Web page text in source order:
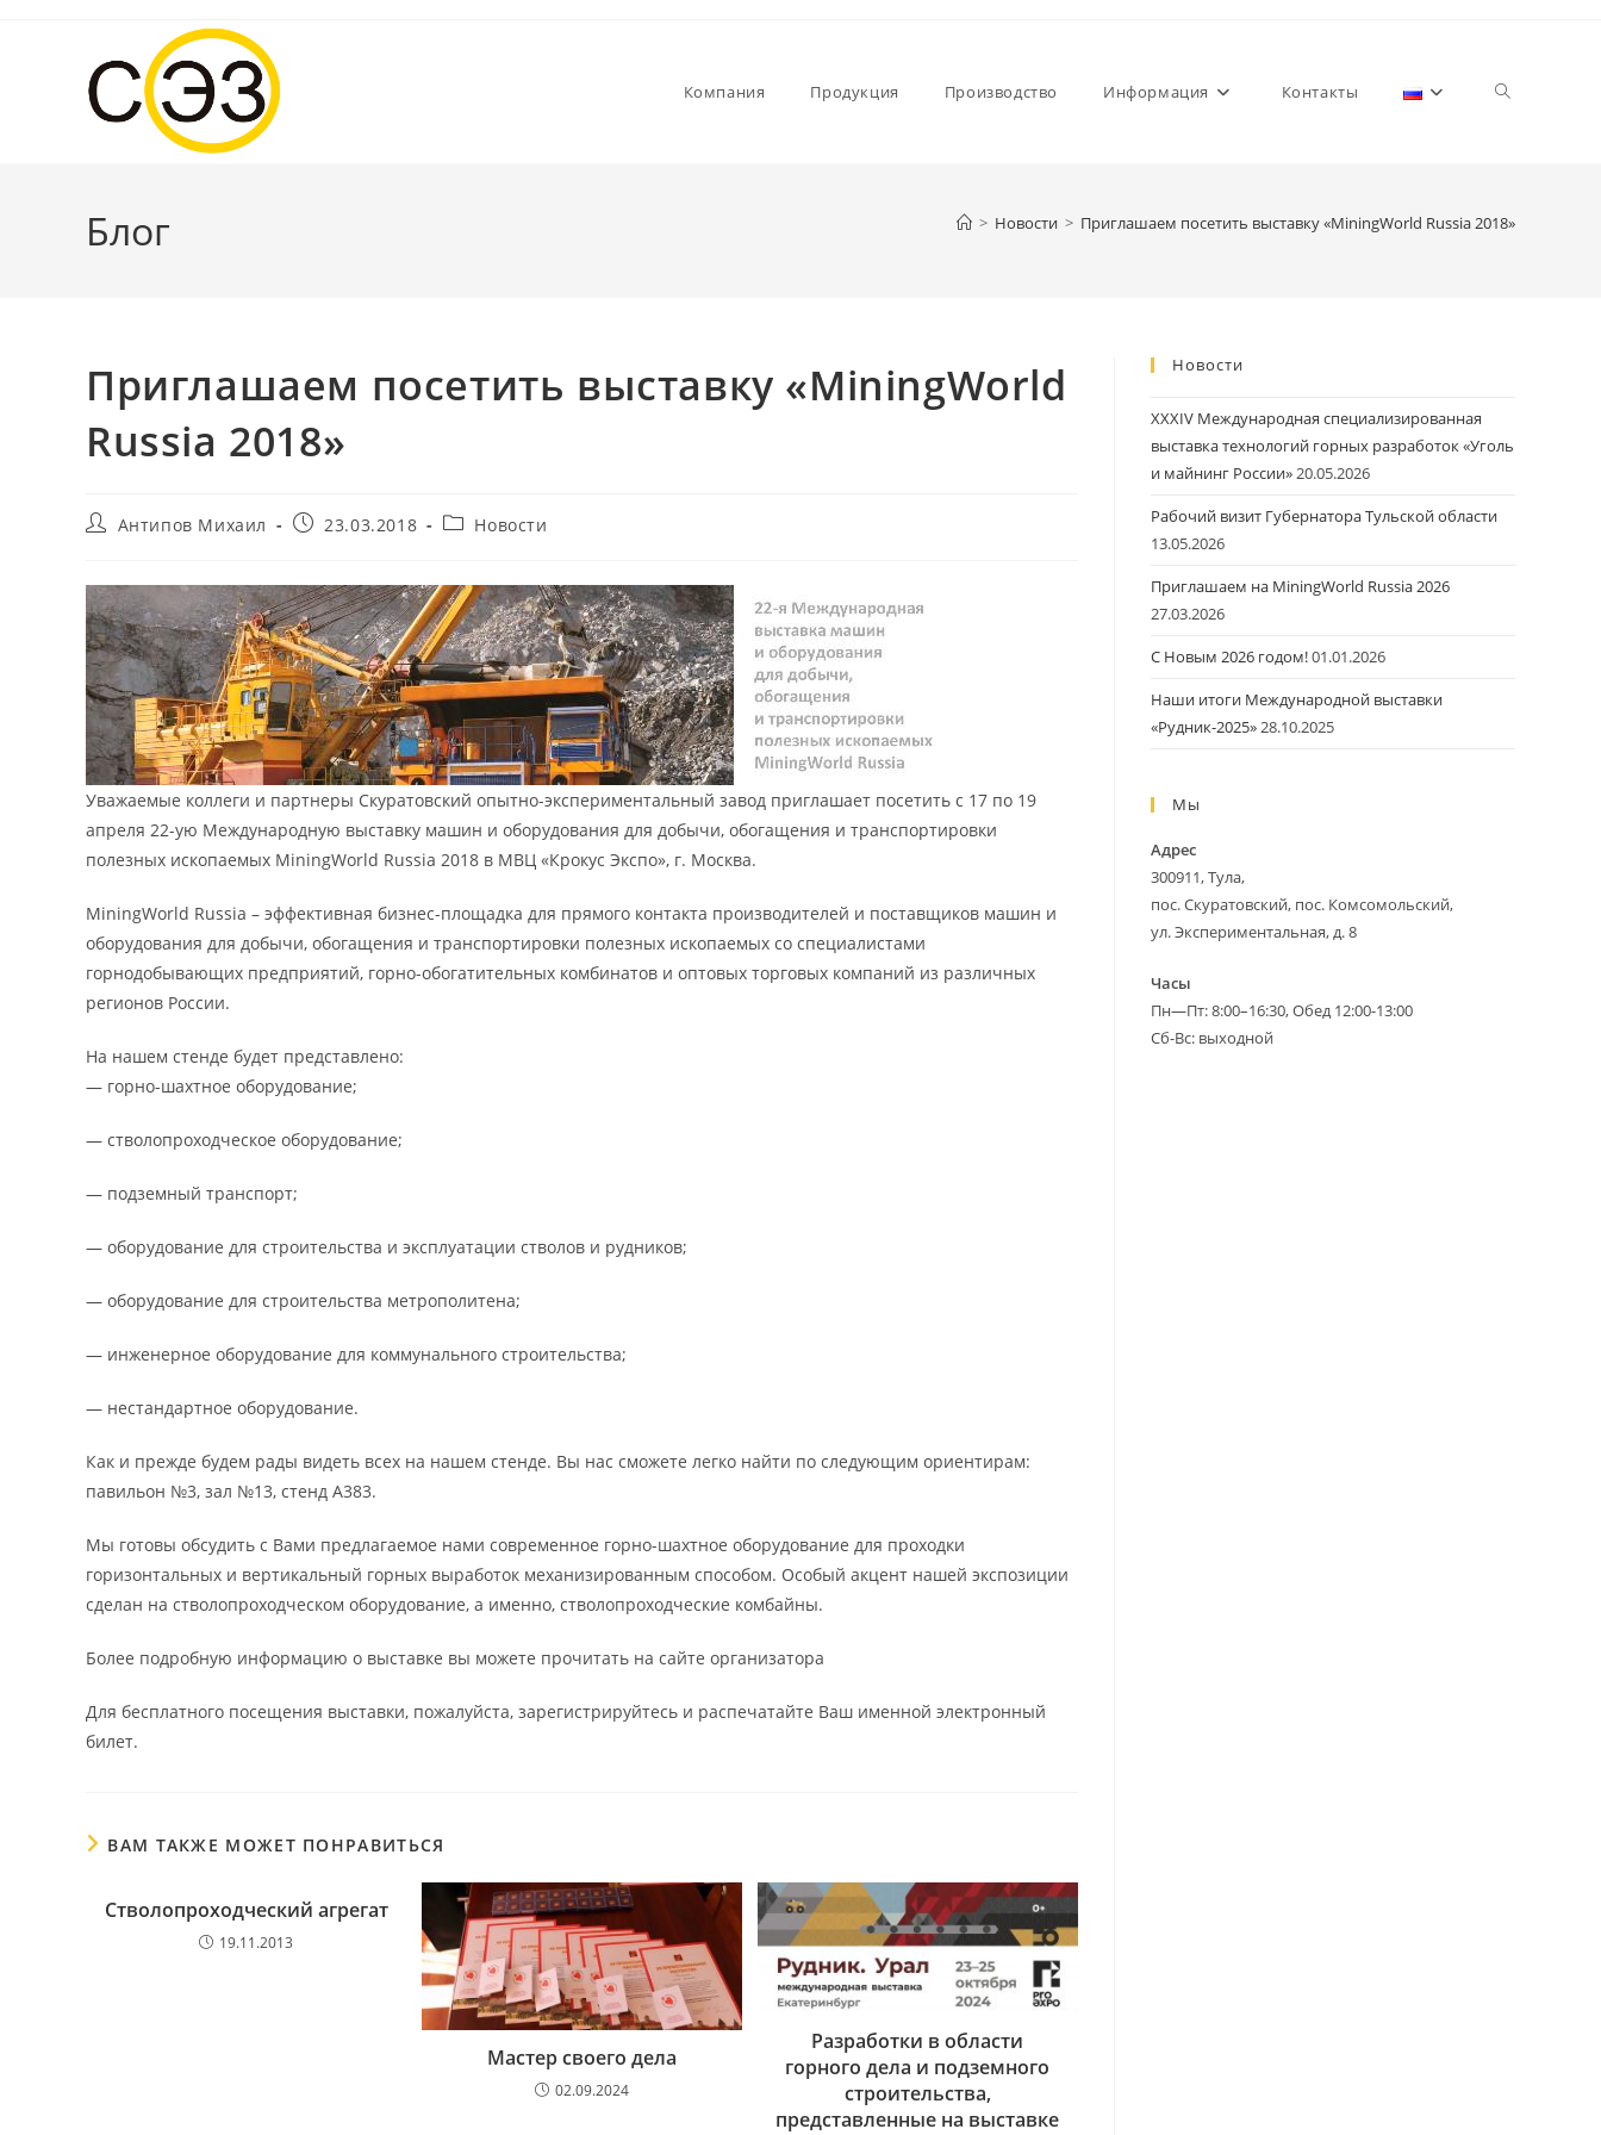
содержимому
Компания Продукция Производство Информация Контакты
поиск
веб-
Блог > Новости > Приглашаем посетить выставку «MiningWorld Russia 2018»
Приглашаем посетить выставку «MiningWorld
Russia 2018»
АвторАнтипов Михаил
Запись23.03.2018
Рубрика
Новости
Уважаемые коллеги и партнеры Скуратовский опытно-экспериментальный завод приглашает посетить c 17 по 19
апреля 22-ую Международную выставку машин и оборудования для добычи, обогащения и транспортировки
полезных ископаемых MiningWorld Russia 2018 в МВЦ «Крокус Экспо», г. Москва.
MiningWorld Russia – эффективная бизнес-площадка для прямого контакта производителей и поставщиков машин и
оборудования для добычи, обогащения и транспортировки полезных ископаемых со специалистами
горнодобывающих предприятий, горно-обогатительных комбинатов и оптовых торговых компаний из различных
регионов России.
На нашем стенде будет представлено:
— горно-шахтное оборудование;
— стволопроходческое оборудование;
— подземный транспорт;
— оборудование для строительства и эксплуатации стволов и рудников;
— оборудование для строительства метрополитена;
— инженерное оборудование для коммунального строительства;
— нестандартное оборудование.
Как и прежде будем рады видеть всех на нашем стенде. Вы нас сможете легко найти по следующим ориентирам:
павильон №3, зал №13, стенд А383.
Мы готовы обсудить с Вами предлагаемое нами современное горно-шахтное оборудование для проходки
горизонтальных и вертикальный горных выработок механизированным способом. Особый акцент нашей экспозиции
сделан на стволопроходческом оборудование, а именно, стволопроходческие комбайны.
Более подробную информацию о выставке вы можете прочитать на сайте организатора
Для бесплатного посещения выставки, пожалуйста, зарегистрируйтесь и распечатайте Ваш именной электронный
билет.
ВАМ ТАКЖЕ МОЖЕТ ПОНРАВИТЬСЯ
Стволопроходческий агрегат
19.11.2013
Мастер своего дела
02.09.2024
Разработки в области
горного дела и подземного
строительства,
представленные на выставке
Новости
XXXIV Международная специализированная
выставка технологий горных разработок «Уголь
и майнинг России»20.05.2026
Рабочий визит Губернатора Тульской области
13.05.2026
Приглашаем на MiningWorld Russia 2026
27.03.2026
С Новым 2026 годом!01.01.2026
Наши итоги Международной выставки
«Рудник-2025»28.10.2025
Мы
Адрес
300911, Тула,
пос. Скуратовский, пос. Комсомольский,
ул. Экспериментальная, д. 8
Часы
Пн—Пт: 8:00–16:30, Обед 12:00-13:00
Сб-Вс: выходной